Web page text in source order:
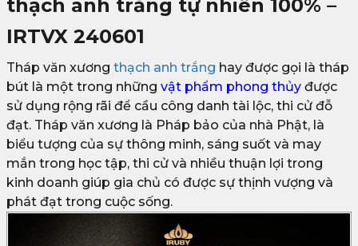
thạch anh trắng tự nhiên 100% –
IRTVX 240601
Tháp văn xương thạch anh trắng hay được gọi là tháp
bút là một trong những vật phẩm phong thủy được
sử dụng rộng rãi để cầu công danh tài lộc, thi cử đỗ
đạt. Tháp văn xương là Pháp bảo của nhà Phật, là
biểu tượng của sự thông minh, sáng suốt và may
mắn trong học tập, thi cử và nhiều thuận lợi trong
kinh doanh giúp gia chủ có được sự thịnh vượng và
phát đạt trong cuộc sống.